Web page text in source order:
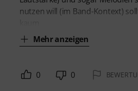
nutzen will (im Band-Kontext)
Mehr anzeigen
0 0